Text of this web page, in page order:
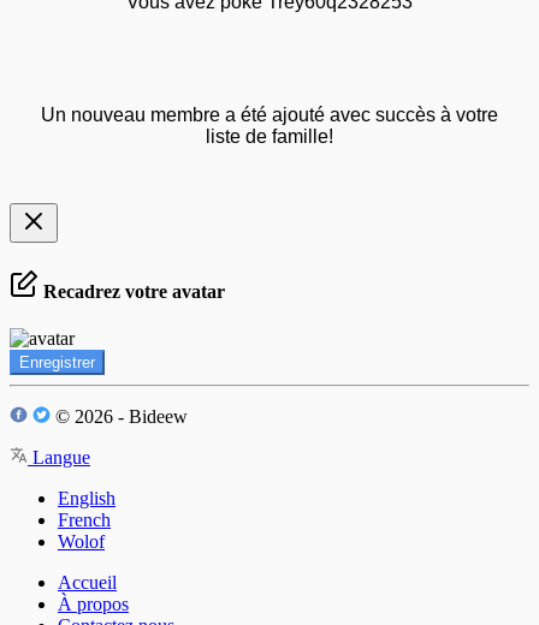
Un nouveau membre a été ajouté avec succès à votre
liste de famille!
Recadrez votre avatar
Enregistrer
© 2026 - Bideew
Langue
English
French
Wolof
Accueil
À propos